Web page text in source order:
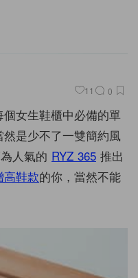
11 0
個女生鞋櫃中必備的單
是少不了一雙簡約風
人氣的 RYZ 365 推出
高鞋款的你，當然不能